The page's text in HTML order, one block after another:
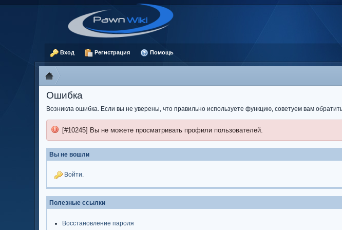
Вход Регистрация Помощь
Ошибка
Возникла ошибка. Если вы не уверены, что правильно используете функцию, советуем вам
[#10245] Вы не можете просматривать профили пользователей.
Вы не вошли
Войти.
Полезные ссылки
Восстановление пароля